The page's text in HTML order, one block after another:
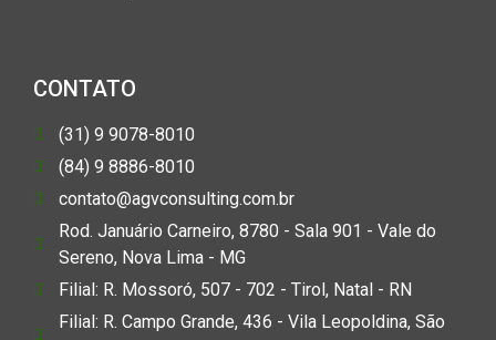
CONTATO
(31) 9 9078-8010
(84) 9 8886-8010
contato@agvconsulting.com.br
Rod. Januário Carneiro, 8780 - Sala 901 - Vale do
Sereno, Nova Lima - MG
Filial: R. Mossoró, 507 - 702 - Tirol, Natal - RN
Filial: R. Campo Grande, 436 - Vila Leopoldina, São